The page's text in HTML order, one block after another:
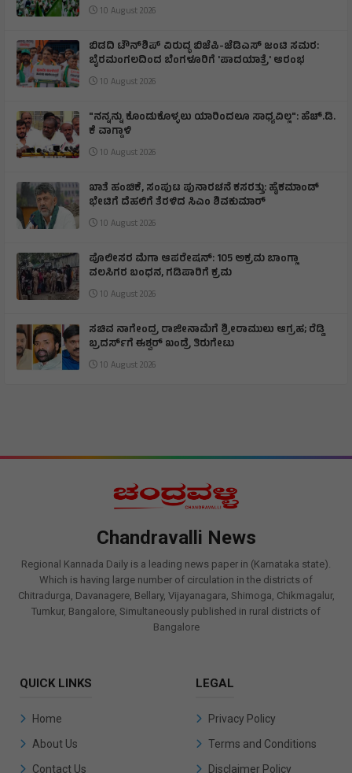
10 August 2026
ಬಿಡದಿ ಟೌನ್‌ಶಿಪ್ ವಿರುದ್ಧ ಬಿಜೆಪಿ-ಜೆಡಿಎಸ್ ಜಂಟಿ ಸಮರ:
ಬೈರಮಂಗಲದಿಂದ ಬೆಂಗಳೂರಿಗೆ 'ಪಾದಯಾತ್ರೆ' ಆರಂಭ
10 August 2026
"ನನ್ನನ್ನು ಕೊಂಡುಕೊಳ್ಳಲು ಯಾರಿಂದಲೂ ಸಾಧ್ಯವಿಲ್ಲ": ಹೆಚ್.ಡಿ.
ಕೆ ವಾಗ್ದಾಳಿ
10 August 2026
ಖಾತೆ ಹಂಚಿಕೆ, ಸಂಪುಟ ಪುನಾರಚನೆ ಕಸರತ್ತು: ಹೈಕಮಾಂಡ್
ಭೇಟಿಗೆ ದೆಹಲಿಗೆ ತೆರಳಿದ ಸಿಎಂ ಶಿವಕುಮಾರ್
10 August 2026
ಪೊಲೀಸರ ಮೆಗಾ ಆಪರೇಷನ್: 105 ಅಕ್ರಮ ಬಾಂಗ್ಲಾ
ವಲಸಿಗರ ಬಂಧನ, ಗಡಿಪಾರಿಗೆ ಕ್ರಮ
10 August 2026
ಸಚಿವ ನಾಗೇಂದ್ರ ರಾಜೀನಾಮೆಗೆ ಶ್ರೀರಾಮುಲು ಆಗ್ರಹ; ರೆಡ್ಡಿ
ಬ್ರದರ್ಸ್‌ಗೆ ಈಶ್ವರ್ ಖಂಡ್ರೆ ತಿರುಗೇಟು
10 August 2026
Chandravalli News
Regional Kannada Daily is a leading news paper in (Karnataka state).
Which is having large number of circulation in the districts of
Chitradurga, Davanagere, Bellary, Vijayanagara, Shimoga, Chikmagalur,
Tumkur, Bangalore, Simultaneously published in rural districts of
Bangalore
QUICK LINKS
Home
About Us
Contact Us
LEGAL
Privacy Policy
Terms and Conditions
Disclaimer Policy